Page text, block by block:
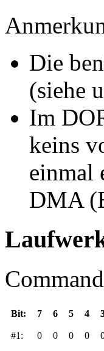
Die
(siehe
Im
keins
einmal
DMA
Bit: 7 6 5 4
#1: 0 0 0 0